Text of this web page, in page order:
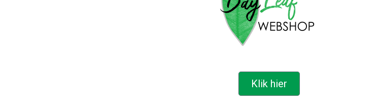
Klik hier